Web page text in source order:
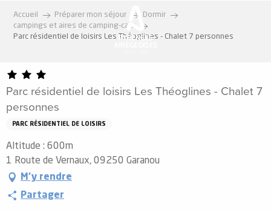
contenu
Accueil Préparer mon séjour
Dormir
campings et aires de camping-cars
Parc résidentiel de loisirs Les Théoglines - Chalet 7 personnes
Parc résidentiel de loisirs Les Théoglines - Chalet 7
personnes
PARC RÉSIDENTIEL DE LOISIRS
Altitude : 600m
1 Route de Vernaux, 09250 Garanou
M'y rendre
Partager